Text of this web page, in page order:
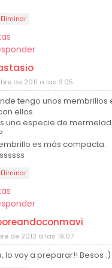
Eliminar
de 2011 a las 3:05
tengo unos membrillos
ellos.
una especie de
es más compacta.
Eliminar
de 2012 a las 19:07
lo voy a preparar!! Besos :)